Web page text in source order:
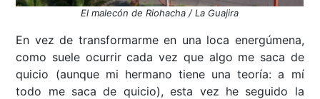
El malecón de Riohacha / La Guajira
En vez de transformarme en una loca energúmena,
como suele ocurrir cada vez que algo me saca de
quicio (aunque mi hermano tiene una teoría: a mí
todo me saca de quicio), esta vez he seguido la